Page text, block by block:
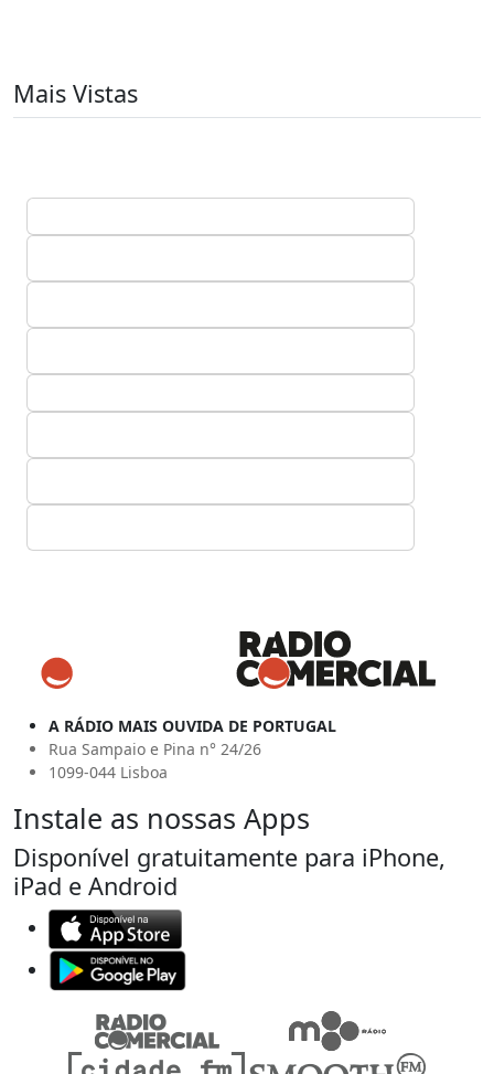
Mais Vistas
A RÁDIO MAIS OUVIDA DE PORTUGAL
Rua Sampaio e Pina n° 24/26
1099-044 Lisboa
Instale as nossas Apps
Disponível gratuitamente para iPhone,
iPad e Android